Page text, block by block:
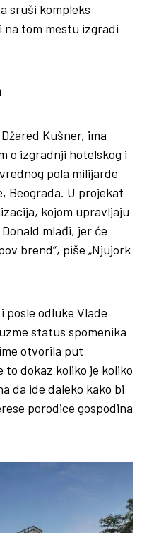
sruši kompleks
na tom mestu izgradi
Kušner, ima
o izgradnji hotelskog i
pola milijarde
Beograda. U projekat
kojom upravljaju
mlađi, jer će
brend“, piše „Njujork
posle odluke Vlade
status spomenika
otvorila put
to dokaz koliko je koliko
da ide daleko kako bi
porodice gospodina